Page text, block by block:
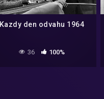
Kazdy den odvahu 1964
36 100%